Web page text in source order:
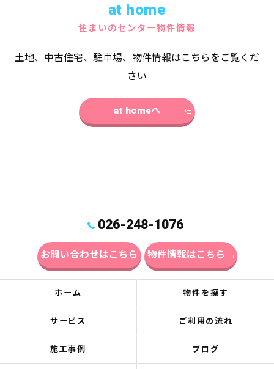
at home
住まいのセンター物件情報
土地、中古住宅、駐車場、物件情報はこちらをご覧くだ
さい
at homeへ
026-248-1076
お問い合わせはこちら 物件情報はこちら
ホーム 物件を探す
サービス ご利用の流れ
施工事例 ブログ